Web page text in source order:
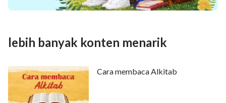
lebih banyak konten menarik
Cara membaca Alkitab